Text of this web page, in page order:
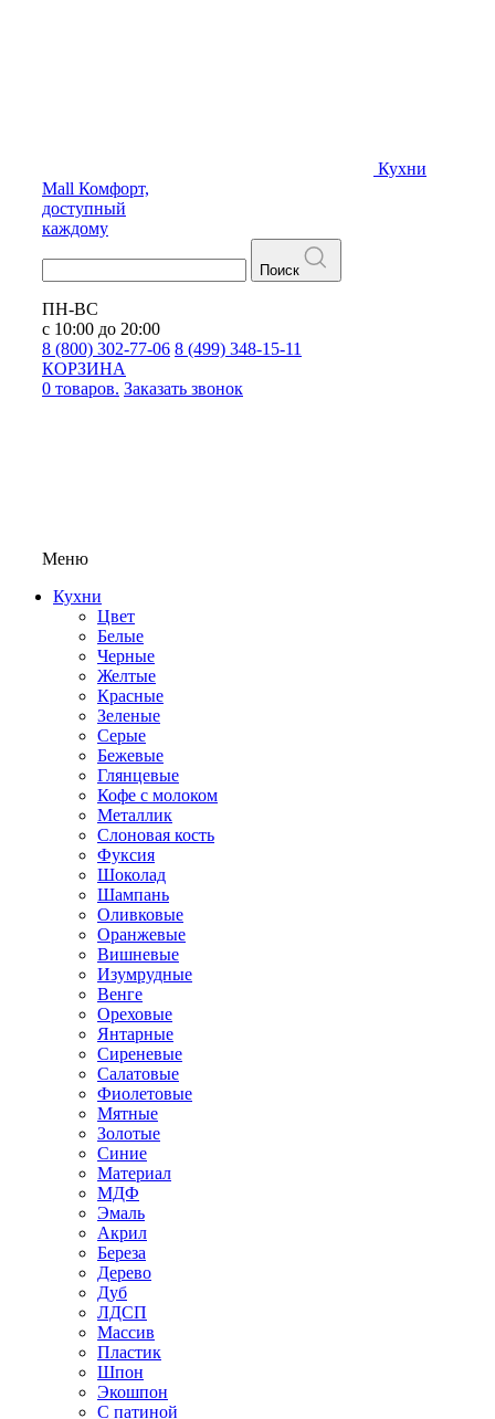
Кухни
Mall Комфорт,
доступный
каждому
Поиск
ПН-ВС
с 10:00 до 20:00
8 (800) 302-77-06 8 (499) 348-15-11
КОРЗИНА
0 товаров. Заказать звонок
Меню
Кухни
Цвет
Белые
Черные
Желтые
Красные
Зеленые
Серые
Бежевые
Глянцевые
Кофе с молоком
Металлик
Слоновая кость
Фуксия
Шоколад
Шампань
Оливковые
Оранжевые
Вишневые
Изумрудные
Венге
Ореховые
Янтарные
Сиреневые
Салатовые
Фиолетовые
Мятные
Золотые
Синие
Материал
МДФ
Эмаль
Акрил
Береза
Дерево
Дуб
ЛДСП
Массив
Пластик
Шпон
Экошпон
С патиной